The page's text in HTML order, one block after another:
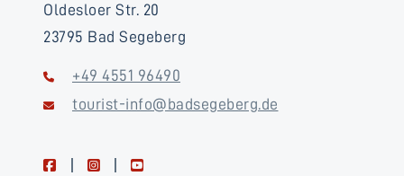
Oldesloer Str. 20
23795 Bad Segeberg
+49 4551 96490
tourist-info@badsegeberg.de
facebookinstagramyoutube